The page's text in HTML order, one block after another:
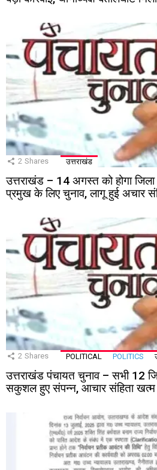
2 Shares उत्तराखंड
उत्तराखंड – 14 अगस्त को होगा
प्रमुख के लिए चुनाव, लागू हुई अचार
2 Shares POLITICAL POLITICS
उत्तराखंड पंचायत चुनाव – सभी 12
सकुशल हुए संपन्न, आचार संहिता